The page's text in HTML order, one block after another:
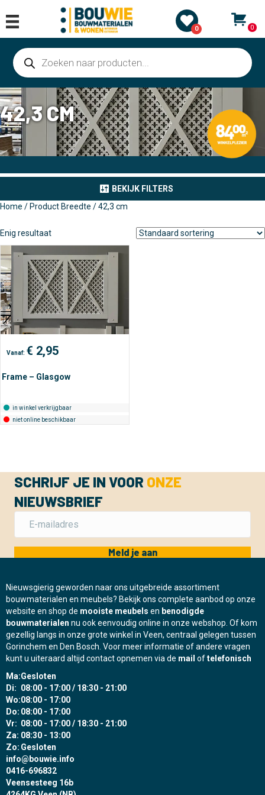
0 0
Producten
zoeken
42,3 CM
BEKIJK FILTERS
Home / Product Breedte / 42,3 cm
Enig resultaat
Vanaf: € 2,95
Frame – Glasgow
in winkel verkrijgbaar
niet online beschikbaar
SCHRIJF JE IN VOOR ONZE
NIEUWSBRIEF
Meld je aan
Nieuwsgierig geworden naar ons uitgebreide assortiment
bouwmaterialen en meubels? Bekijk ons complete aanbod op onze
website en shop de mooiste meubels en benodigde
bouwmaterialen nu ook eenvoudig online in onze webshop. Of kom
gezellig langs in onze grote winkel in Veen, centraal gelegen tussen
Gorinchem en Den Bosch. Voor meer informatie of andere vragen
kunt u uiteraard altijd contact opnemen via de mail oftelefonisch
Ma:Gesloten
Di: 08:00 - 17:00 / 18:30 - 21:00
Wo:08:00 - 17:00
Do: 08:00 - 17:00
Vr: 08:00 - 17:00 / 18:30 - 21:00
Za: 08:30 - 13:00
Zo: Gesloten
info@bouwie.info
0416-696832
Veensesteeg 16b